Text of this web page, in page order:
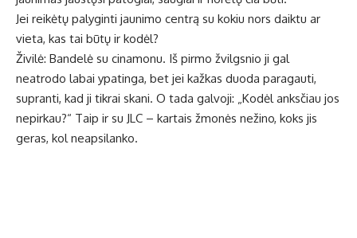
Jei reikėtų palyginti jaunimo centrą su kokiu nors daiktu ar
vieta, kas tai būtų ir kodėl?
Živilė: Bandelė su cinamonu. Iš pirmo žvilgsnio ji gal
neatrodo labai ypatinga, bet jei kažkas duoda paragauti,
supranti, kad ji tikrai skani. O tada galvoji: „Kodėl anksčiau jos
nepirkau?“ Taip ir su JLC – kartais žmonės nežino, koks jis
geras, kol neapsilanko.